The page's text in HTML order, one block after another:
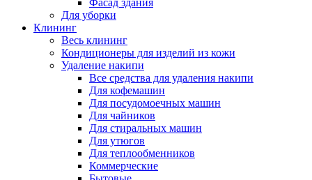
Фасад здания
Для уборки
Клининг
Весь клининг
Кондиционеры для изделий из кожи
Удаление накипи
Все средства для удаления накипи
Для кофемашин
Для посудомоечных машин
Для чайников
Для стиральных машин
Для утюгов
Для теплообменников
Коммерческие